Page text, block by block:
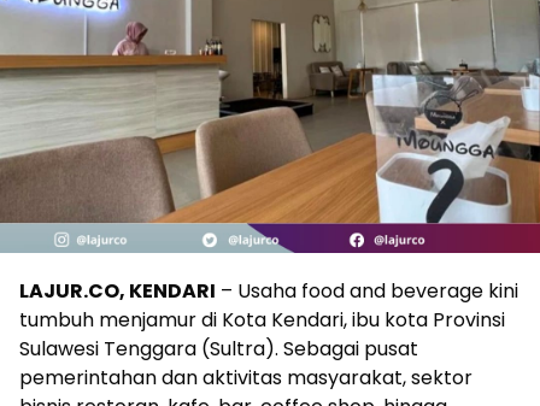
LAJUR.CO, KENDARI – Usaha food and beverage kini
tumbuh menjamur di Kota Kendari, ibu kota Provinsi
Sulawesi Tenggara (Sultra). Sebagai pusat
pemerintahan dan aktivitas masyarakat, sektor